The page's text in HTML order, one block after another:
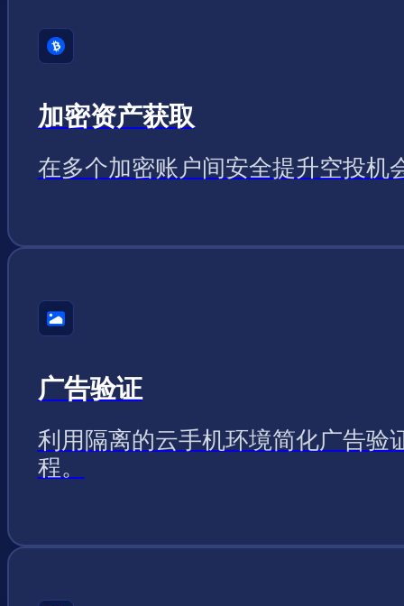
加密资产获取
在多个加密账户间安全提升空投机
广告验证
利用隔离的云手机环境简化广告验
程。